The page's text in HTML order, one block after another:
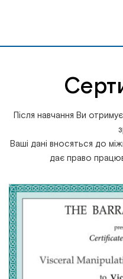
Після навчання Ви
Ваші дані вносяться до
дає право